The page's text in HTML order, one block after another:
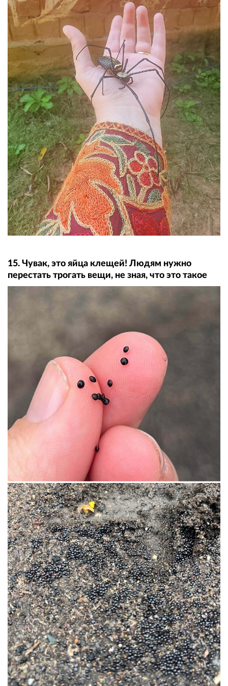
15. Чувак, это яйца клещей! Людям нужно
перестать трогать вещи, не зная, что это такое